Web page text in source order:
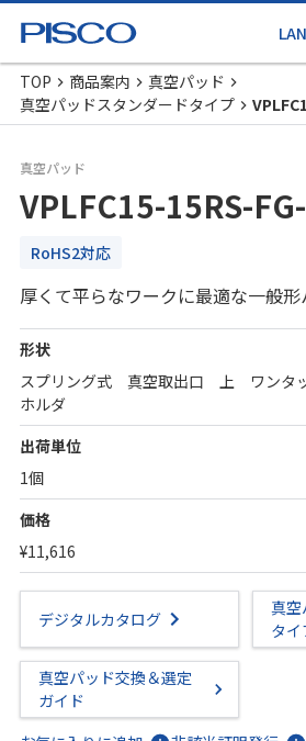
TOP 商品案内
真空パッド
真空パッドスタンダードタイプ
真空パッド
VPLFC15-15RS-
RoHS2対応
厚くて平らなワークに最適な一般形
形状
スプリング式 真空取出口 上 ワンタ
ホルダ
出荷単位
1個
価格
¥11,616
デジタルカタログ
真空
タ
真空パッド交換＆選定
ガイド